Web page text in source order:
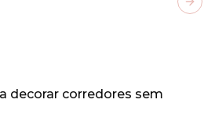
decorar corredores sem